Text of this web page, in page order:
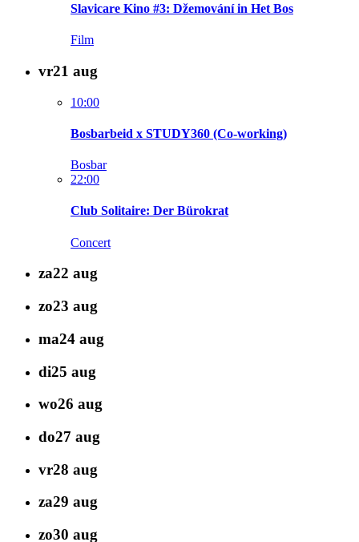
Slavicare Kino #3: Džemování in Het Bos
Film
vr21 aug
10:00
Bosbarbeid x STUDY360 (Co-working)
Bosbar
22:00
Club Solitaire: Der Bürokrat
Concert
za22 aug
zo23 aug
ma24 aug
di25 aug
wo26 aug
do27 aug
vr28 aug
za29 aug
zo30 aug